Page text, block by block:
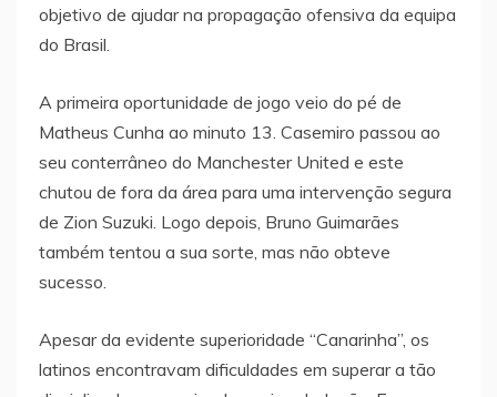
objetivo de ajudar na propagação ofensiva da equipa
do Brasil.
A primeira oportunidade de jogo veio do pé de
Matheus Cunha ao minuto 13. Casemiro passou ao
seu conterrâneo do Manchester United e este
chutou de fora da área para uma intervenção segura
de Zion Suzuki. Logo depois, Bruno Guimarães
também tentou a sua sorte, mas não obteve
sucesso.
Apesar da evidente superioridade “Canarinha”, os
latinos encontravam dificuldades em superar a tão